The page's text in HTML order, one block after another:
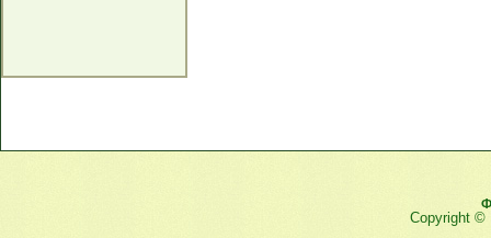
Copyright ©